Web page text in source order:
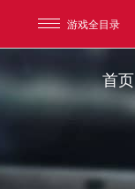
游戏全目录
首页